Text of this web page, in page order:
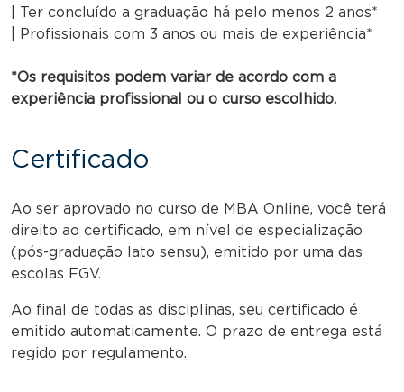
| Ter concluído a graduação há pelo menos 2 anos*
| Profissionais com 3 anos ou mais de experiência*
*Os requisitos podem variar de acordo com a
experiência profissional ou o curso escolhido.
Certificado
Ao ser aprovado no curso de MBA Online, você terá
direito ao certificado, em nível de especialização
(pós-graduação lato sensu), emitido por uma das
escolas FGV.
Ao final de todas as disciplinas, seu certificado é
emitido automaticamente. O prazo de entrega está
regido por regulamento.